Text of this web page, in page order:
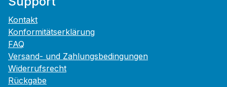
Kontakt
Konformitätserklärung
FAQ
Versand- und Zahlungsbedingungen
Widerrufsrecht
Rückgabe